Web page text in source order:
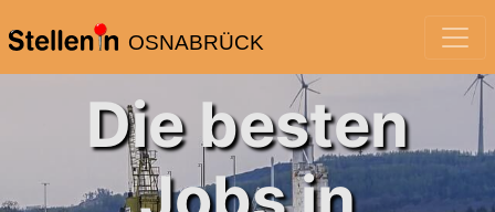
OSNABRÜCK
Die besten